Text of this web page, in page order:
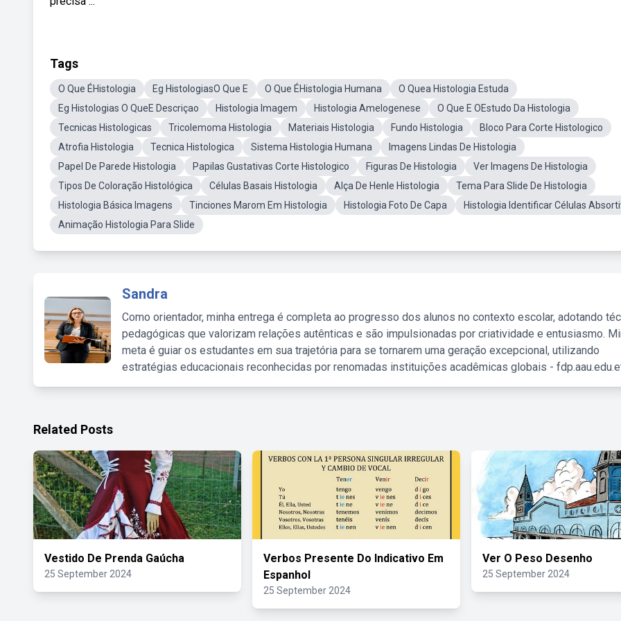
Tags
O Que ÉHistologia Eg HistologiasO Que E O Que ÉHistologia Humana
O Quea Histologia Estuda
Eg Histologias O QueE Descriçao
Histologia Imagem Histologia Amelogenese
O Que E OEstudo Da Histologia
Tecnicas Histologicas
Tricolemoma Histologia Materiais Histologia Fundo Histologia
Bloco Para Corte Histologico
Atrofia Histologia
Tecnica Histologica Sistema Histologia Humana
Imagens Lindas De Histologia
Papel De Parede Histologia
Papilas Gustativas Corte Histologico Figuras De Histologia
Ver Imagens De Histologia
Tipos De Coloração Histológica
Células Basais Histologia Alça De Henle Histologia
Tema Para Slide De Histologia
Histologia Básica Imagens
Tinciones Marom Em Histologia Histologia Foto De Capa
Histologia Identificar Células
Animação Histologia Para Slide
Sandra
Como orientador, minha entrega é completa ao progresso dos alunos no contexto escolar, adotando
pedagógicas que valorizam relações autênticas e são impulsionadas por criatividade e entusiasmo.
meta é guiar os estudantes em sua trajetória para se tornarem uma geração excepcional, utilizando
estratégias educacionais reconhecidas por renomadas instituições acadêmicas globais -
Related Posts
Vestido De Prenda Gaúcha
25 September 2024
Verbos Presente Do Indicativo Em
Espanhol
25 September 2024
Ver O Peso Desenho
25 September 2024